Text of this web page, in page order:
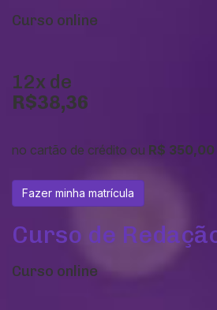
Curso online
12x de
R$38,36
no cartão de crédito ou R$ 350,00
Fazer minha matrícula
Curso de
Curso online